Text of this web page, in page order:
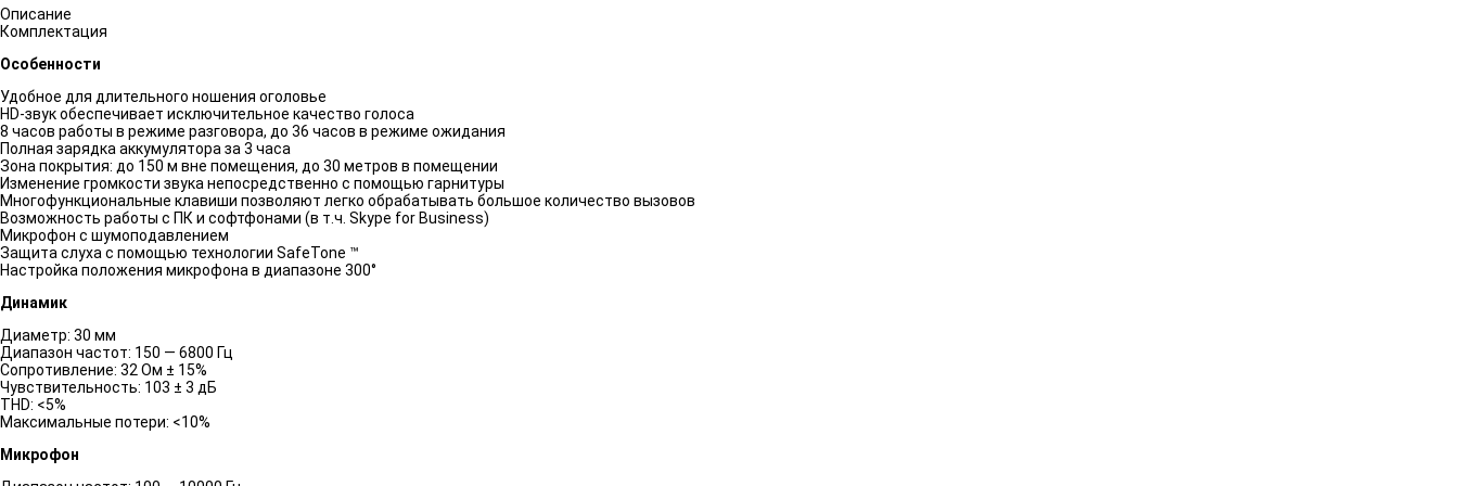
Описание
Комплектация
Особенности
Удобное для длительного ношения оголовье
HD-звук обеспечивает исключительное качество голоса
8 часов работы в режиме разговора, до 36 часов в режиме ожидания
Полная зарядка аккумулятора за 3 часа
Зона покрытия: до 150 м вне помещения, до 30 метров в помещении
Изменение громкости звука непосредственно с помощью гарнитуры
Многофункциональные клавиши позволяют легко обрабатывать большое количество вызовов
Возможность работы с ПК и софтфонами (в т.ч. Skype for Business)
Микрофон с шумоподавлением
Защита слуха с помощью технологии SafeTone ™
Настройка положения микрофона в диапазоне 300°
Динамик
Диаметр: 30 мм
Диапазон частот: 150 — 6800 Гц
Сопротивление: 32 Ом ± 15%
Чувствительность: 103 ± 3 дБ
THD: <5%
Максимальные потери: <10%
Микрофон